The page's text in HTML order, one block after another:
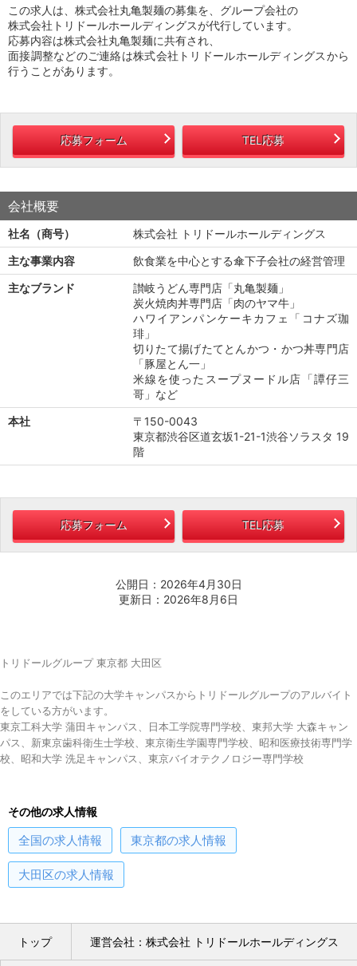
この求人は、株式会社丸亀製麺の募集を、グループ会社の
株式会社トリドールホールディングスが代行しています。
応募内容は株式会社丸亀製麺に共有され、
面接調整などのご連絡は株式会社トリドールホールディングスから
行うことがあります。
応募フォーム TEL応募
会社概要
社名（商号）
株式会社 トリドールホールディングス
主な事業内容
飲食業を中心とする傘下子会社の経営管理
主なブランド
讃岐うどん専門店「丸亀製麺」
炭火焼肉丼専門店「肉のヤマ牛」
ハワイアンパンケーキカフェ「コナズ珈
琲」
切りたて揚げたてとんかつ・かつ丼専門店
「豚屋とん一」
米線を使ったスープヌードル店「譚仔三
哥」など
本社
〒150-0043
東京都渋谷区道玄坂1-21-1渋谷ソラスタ 19
階
応募フォーム TEL応募
公開日：2026年4月30日
更新日：2026年8月6日
トリドールグループ 東京都 大田区
このエリアでは下記の大学キャンパスからトリドールグループのアルバイト
をしている方がいます。
東京工科大学 蒲田キャンパス、日本工学院専門学校、東邦大学 大森キャン
パス、新東京歯科衛生士学校、東京衛生学園専門学校、昭和医療技術専門学
校、昭和大学 洗足キャンパス、東京バイオテクノロジー専門学校
その他の求人情報
全国の求人情報 東京都の求人情報
大田区の求人情報
トップ 運営会社：株式会社 トリドールホールディングス